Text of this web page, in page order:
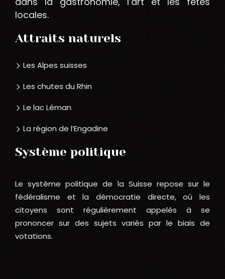
locales.
Attraits naturels
Les Alpes suisses
Les chutes du Rhin
Le lac Léman
La région de l’Engadine
Système politique
Le système politique de la Suisse repose sur le
fédéralisme et la démocratie directe, où les
citoyens sont régulièrement appelés à se
prononcer sur des sujets variés par le biais de
votations.